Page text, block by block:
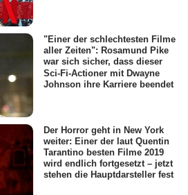
"Einer der schlechtesten Filme
aller Zeiten": Rosamund Pike
war sich sicher, dass dieser
Sci-Fi-Actioner mit Dwayne
Johnson ihre Karriere beendet
Der Horror geht in New York
weiter: Einer der laut Quentin
Tarantino besten Filme 2019
wird endlich fortgesetzt – jetzt
stehen die Hauptdarsteller fest